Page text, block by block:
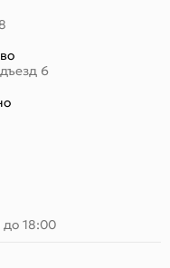
6
до 18:00